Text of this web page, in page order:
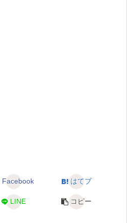
Facebook はてブ
LINE コピー